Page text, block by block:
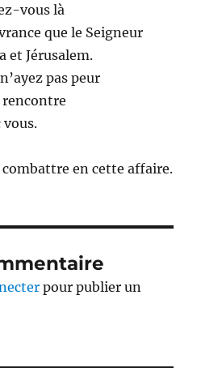
vous là
que le Seigneur
et Jérusalem.
pas peur
rencontre
vous.
combattre en cette affaire.
pour publier un